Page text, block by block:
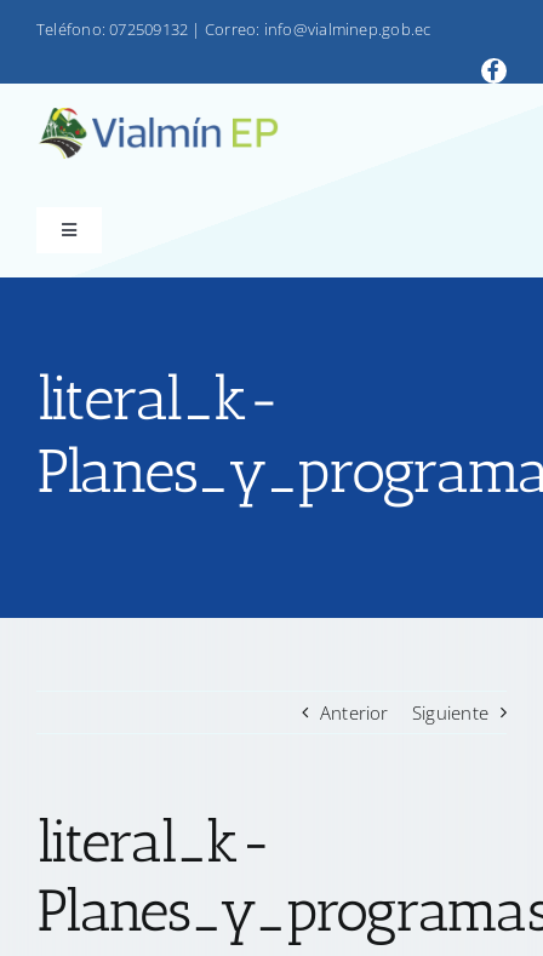
Teléfono: 072509132 | Correo: info@vialminep.gob.ec
Toggle
Navigation
VIALMIN
PRODUCTOS
TRANSPARENCIA
CONTACTO
literal_k-
Anterior Siguiente
literal_k-